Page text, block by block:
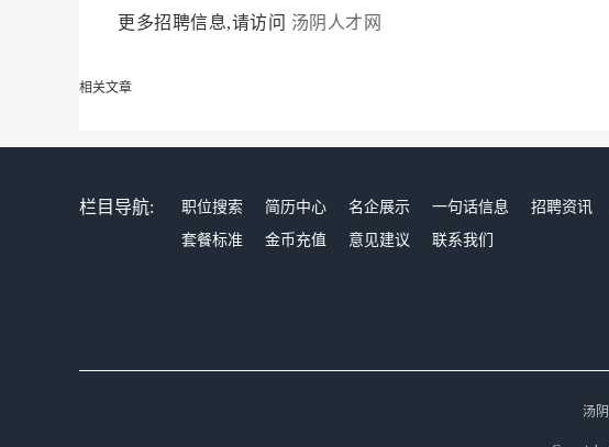
更多招聘信息,请访问 汤阴人才网
相关文章
栏目导航: 职位搜索 简历中心 名企展示 一句话信息 招聘资讯
套餐标准
金币充值 意见建议 联系我们
汤